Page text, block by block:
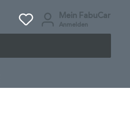
Mein FabuCar
Anmelden